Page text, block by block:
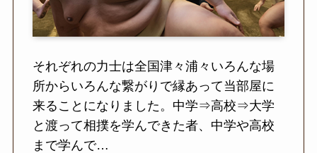
それぞれの力士は全国津々浦々いろんな場
所からいろんな繋がりで縁あって当部屋に
来ることになりました。中学⇒高校⇒大学
と渡って相撲を学んできた者、中学や高校
まで学んで…